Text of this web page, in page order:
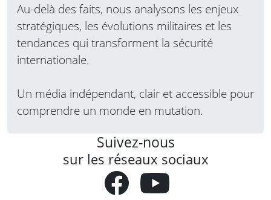
Au-delà des faits, nous analysons les enjeux
stratégiques, les évolutions militaires et les
tendances qui transforment la sécurité
internationale.
Un média indépendant, clair et accessible pour
comprendre un monde en mutation.
Suivez-nous
sur les réseaux sociaux